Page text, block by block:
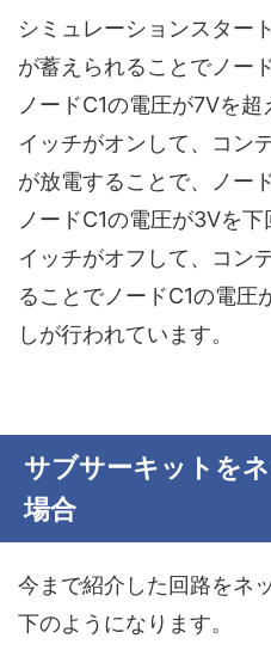
シミュレーションスター
が蓄えられることでノー
ノードC1の電圧が7Vを
イッチがオンして、コン
が放電することで、ノー
ノードC1の電圧が3Vを
イッチがオフして、コン
ることでノードC1の電圧
しが行われています。
サブサーキットを
場合
今まで紹介した回路をネ
下のようになります。